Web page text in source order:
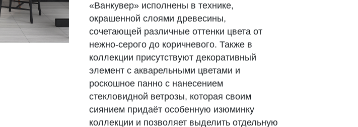
«Ванкувер» исполнены в технике,
окрашенной слоями древесины,
сочетающей различные оттенки цвета от
нежно-серого до коричневого. Также в
коллекции присутствуют декоративный
элемент с акварельными цветами и
роскошное панно с нанесением
стекловидной ветрозы, которая своим
сиянием придаёт особенную изюминку
коллекции и позволяет выделить отдельную